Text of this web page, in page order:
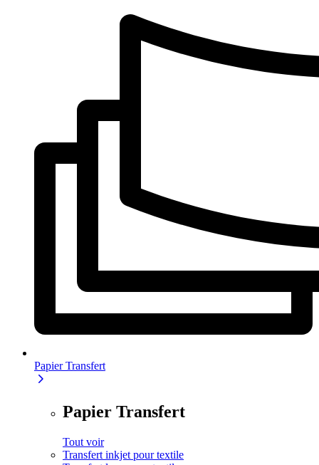
Papier Transfert
Papier Transfert
Tout voir
Transfert inkjet pour textile